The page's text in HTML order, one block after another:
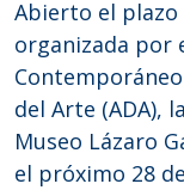
Abierto el
organizada por
del Arte (ADA),
Museo Lázaro
el próximo 28